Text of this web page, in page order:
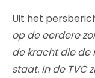
Uit het
op de eerdere
de kracht die de
staat. In de TVC